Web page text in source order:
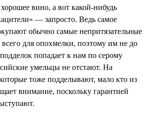
вино, а вот какой-нибудь
— запросто. Ведь самое
обычно самые непритязательные
для опохмелки, поэтому им не до
попадает к нам по серому
умельцы не отстают. На
тоже подделывают, мало кто из
внимание, поскольку гарантией